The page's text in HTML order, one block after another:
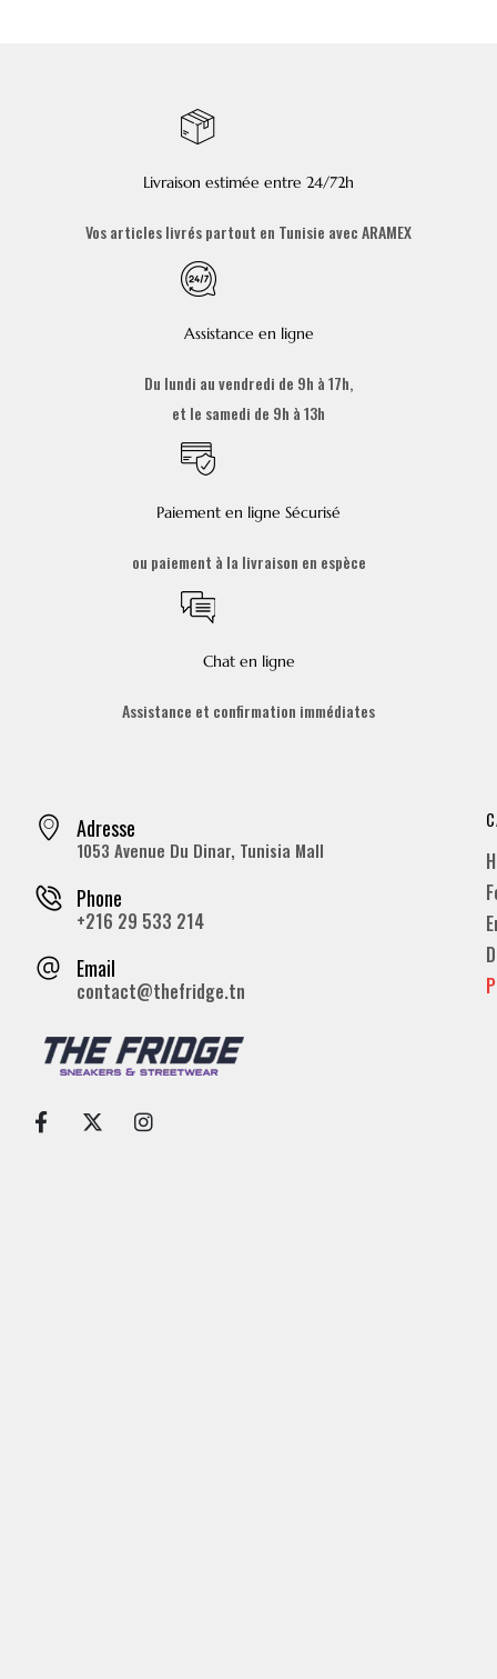
Livraison estimée entre 24/72h
Vos articles livrés partout en Tunisie avec ARAMEX
Assistance en ligne
Du lundi au vendredi de 9h à 17h,
et le samedi de 9h à 13h
Paiement en ligne Sécurisé
ou paiement à la livraison en espèce
Chat en ligne
Assistance et confirmation immédiates
Adresse
1053 Avenue Du Dinar, Tunisia Mall
Phone
+216 29 533 214
Email
contact@thefridge.tn